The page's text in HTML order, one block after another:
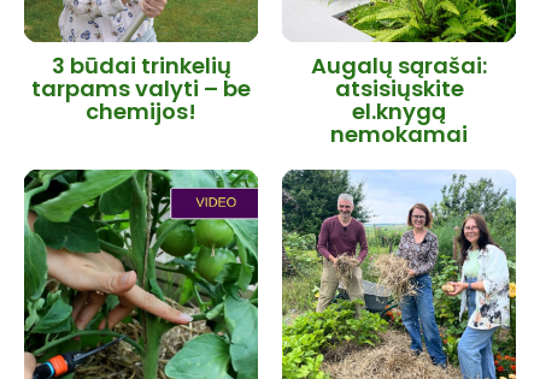
3 būdai trinkelių
tarpams valyti – be
chemijos!
Augalų sąrašai:
atsisiųskite
el.knygą
nemokamai